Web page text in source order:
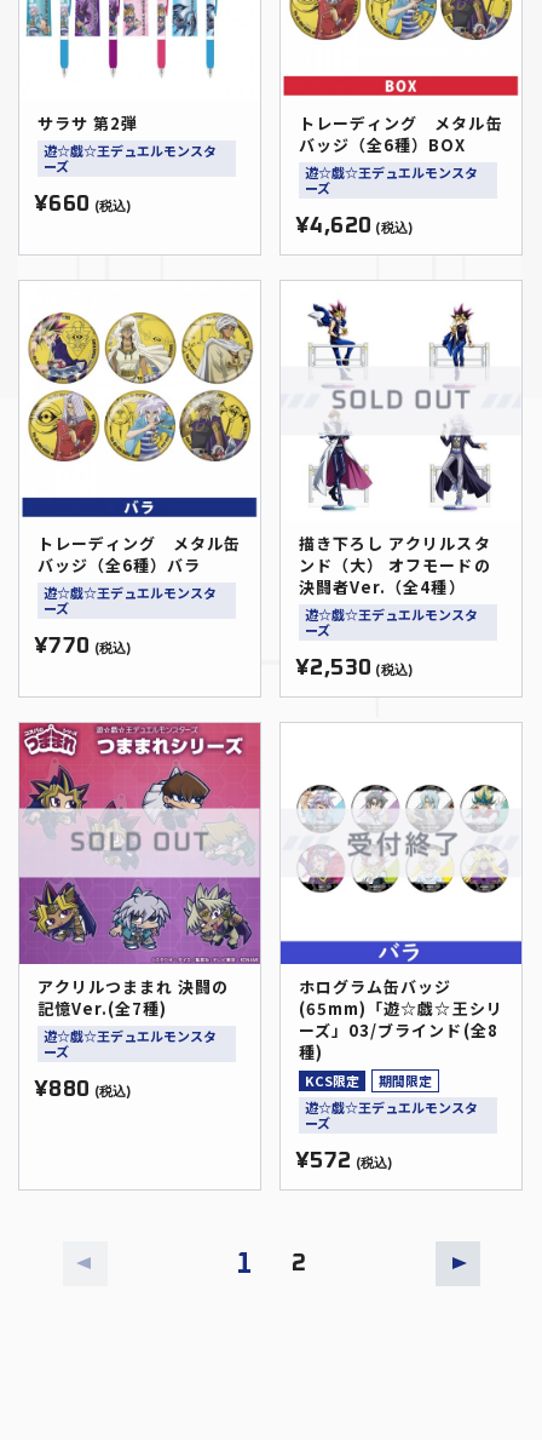
サラサ 第2弾
遊☆戯☆王デュエルモンスタ
ーズ
¥660 (税込)
トレーディング メタル缶
バッジ（全6種）BOX
遊☆戯☆王デュエルモンスタ
ーズ
¥4,620 (税込)
トレーディング メタル缶
バッジ（全6種）バラ
遊☆戯☆王デュエルモンスタ
ーズ
¥770 (税込)
描き下ろし アクリルスタ
ンド（大） オフモードの
決闘者Ver.（全4種）
遊☆戯☆王デュエルモンスタ
ーズ
¥2,530 (税込)
アクリルつままれ 決闘の
記憶Ver.(全7種)
遊☆戯☆王デュエルモンスタ
ーズ
¥880 (税込)
ホログラム缶バッジ
(65mm)「遊☆戯☆王シリ
ーズ」03/ブラインド(全8
種)
KCS限定
期間限定
遊☆戯☆王デュエルモンスタ
ーズ
¥572 (税込)
1 2